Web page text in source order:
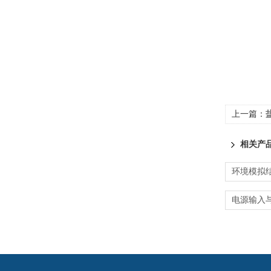
上一篇：
相关产